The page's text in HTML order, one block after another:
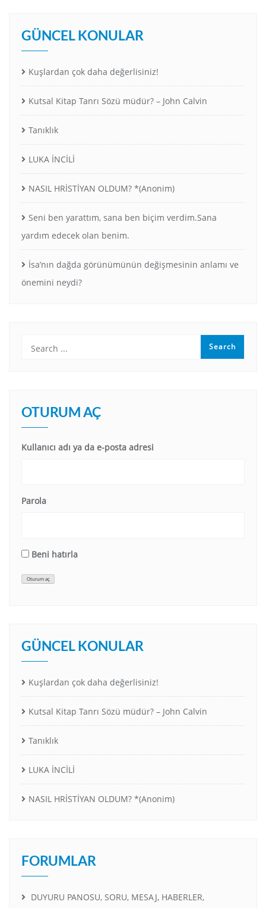
GÜNCEL KONULAR
Kuşlardan çok daha değerlisiniz!
Kutsal Kitap Tanrı Sözü müdür? – John Calvin
Tanıklık
LUKA İNCİLİ
NASIL HRİSTİYAN OLDUM? *(Anonim)
Seni ben yarattım, sana ben biçim verdim.Sana
yardım edecek olan benim.
İsa’nın dağda görünümünün değişmesinin anlamı ve
önemini neydi?
OTURUM AÇ
Kullanıcı adı ya da e-posta adresi
Parola
Beni hatırla
Oturum aç
GÜNCEL KONULAR
Kuşlardan çok daha değerlisiniz!
Kutsal Kitap Tanrı Sözü müdür? – John Calvin
Tanıklık
LUKA İNCİLİ
NASIL HRİSTİYAN OLDUM? *(Anonim)
FORUMLAR
DUYURU PANOSU, SORU, MESAJ, HABERLER,